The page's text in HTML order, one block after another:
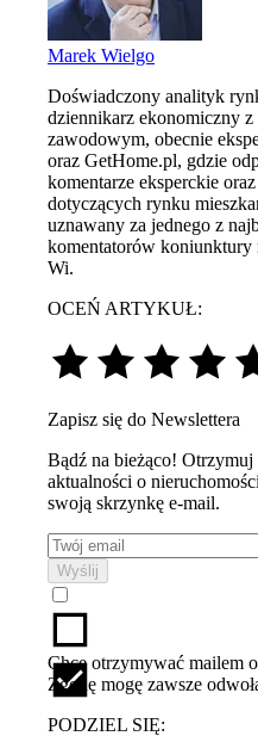
Marek Wielgo
Doświadczony analityk
dziennikarz ekonomiczny z
zawodowym, obecnie
oraz GetHome.pl, gdzie
komentarze eksperckie
dotyczących rynku
uznawany za jednego z
komentatorów
Wi.
OCEŃ ARTYKUŁ:
Zapisz się do Newslettera
Bądź na bieżąco!
aktualności o
swoją skrzynkę e-mail.
Wyślij
Chcę otrzymywać mailem
Zgodę mogę zawsze
PODZIEL SIĘ: